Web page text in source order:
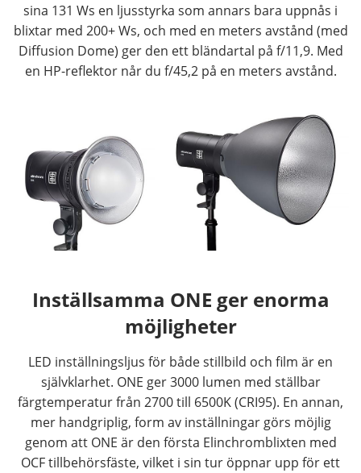
sina 131 Ws en ljusstyrka som annars bara uppnås i
blixtar med 200+ Ws, och med en meters avstånd (med
Diffusion Dome) ger den ett bländartal på f/11,9. Med
en HP-reflektor når du f/45,2 på en meters avstånd.
Inställsamma ONE ger enorma
möjligheter
LED inställningsljus för både stillbild och film är en
självklarhet. ONE ger 3000 lumen med ställbar
färgtemperatur från 2700 till 6500K (CRI95). En annan,
mer handgriplig, form av inställningar görs möjlig
genom att ONE är den första Elinchromblixten med
OCF tillbehörsfäste, vilket i sin tur öppnar upp för ett